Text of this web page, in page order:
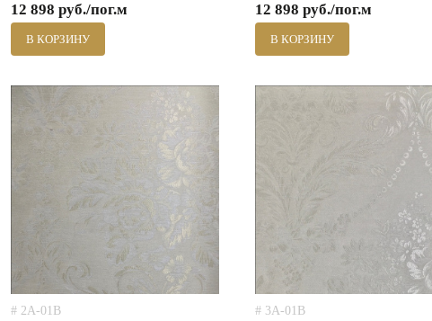
12 898 руб./пог.м
В КОРЗИНУ
12 898 руб./пог.м
В КОРЗИНУ
# 2A-01B # 3A-01B